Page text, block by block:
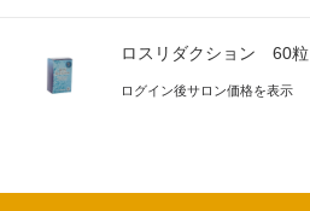
ロスリダクション 60粒
ログイン後サロン価格を表示